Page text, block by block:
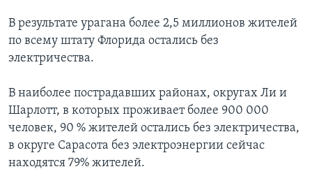
В результате урагана более 2,5 миллионов жителей
по всему штату Флорида остались без
электричества.
В наиболее пострадавших районах, округах Ли и
Шарлотт, в которых проживает более 900 000
человек, 90 % жителей остались без электричества,
в округе Сарасота без электроэнергии сейчас
находятся 79% жителей.